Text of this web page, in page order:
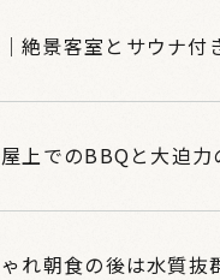
絶景客室とサウナ付
上でのBBQと大迫力
れ朝食の後は水質抜